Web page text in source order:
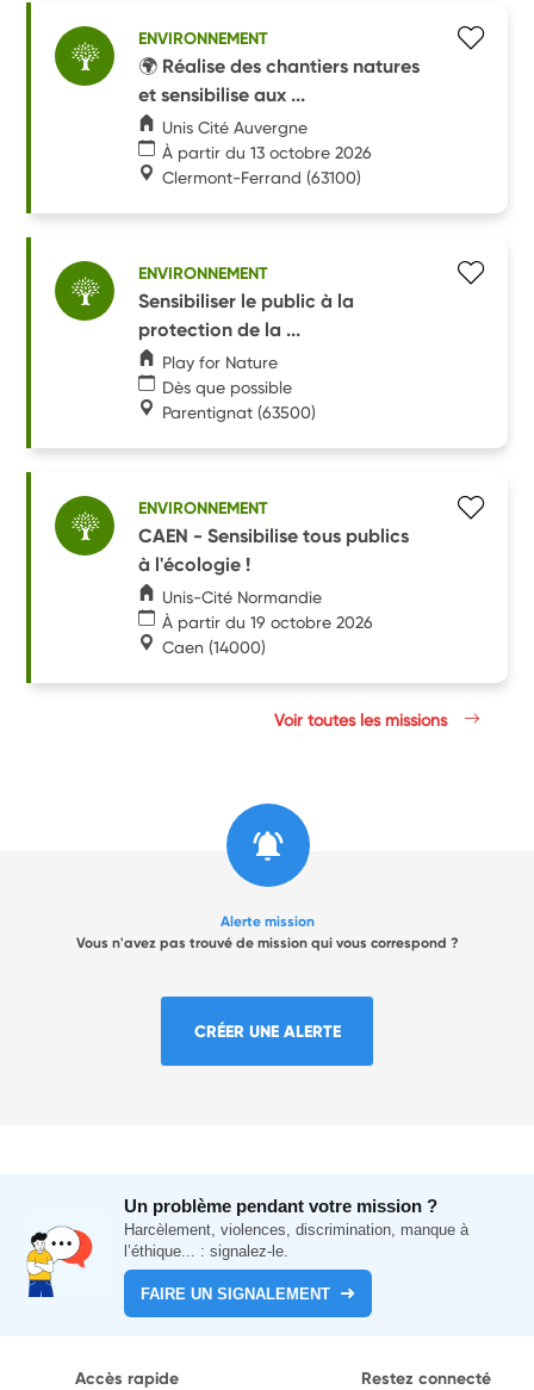
ENVIRONNEMENT
🌍 Réalise des chantiers natures
et sensibilise aux ...
Unis Cité Auvergne
À partir du 13 octobre 2026
Clermont-Ferrand (63100)
ENVIRONNEMENT
Sensibiliser le public à la
protection de la ...
Play for Nature
Dès que possible
Parentignat (63500)
ENVIRONNEMENT
CAEN - Sensibilise tous publics
à l'écologie !
Unis-Cité Normandie
À partir du 19 octobre 2026
Caen (14000)
Voir toutes les missions
Alerte mission
Vous n'avez pas trouvé de mission qui vous correspond ?
CRÉER UNE ALERTE
Un problème pendant votre mission ?
Harcèlement, violences, discrimination, manque à
l’éthique... : signalez-le.
FAIRE UN SIGNALEMENT
Accès rapide Restez connecté